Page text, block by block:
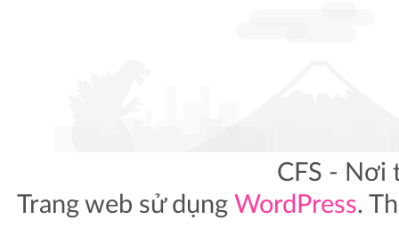
CFS - Nơi
Trang web sử dụngWordPress.